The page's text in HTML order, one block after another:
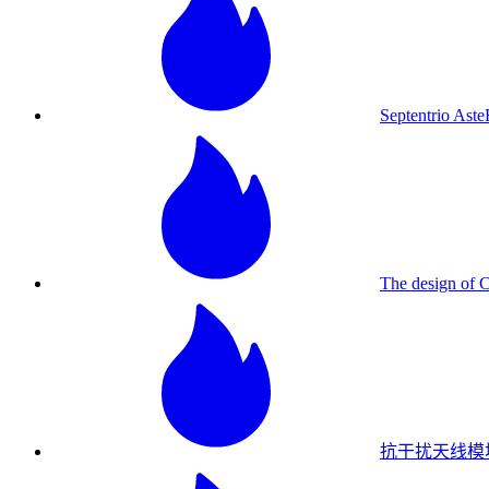
Septentrio
The design of
抗干扰天线模